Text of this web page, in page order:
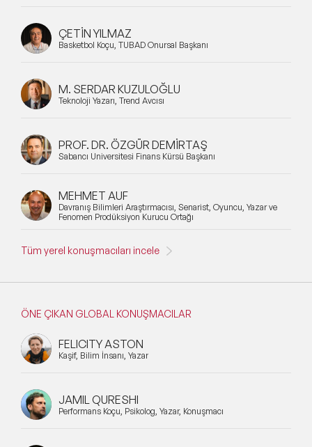
ÇETİN YILMAZ
Basketbol Koçu, TÜBAD Onursal Başkanı
M. SERDAR KUZULOĞLU
Teknoloji Yazarı, Trend Avcısı
PROF. DR. ÖZGÜR DEMİRTAŞ
Sabancı Üniversitesi Finans Kürsü Başkanı
MEHMET AUF
Davranış Bilimleri Araştırmacısı, Senarist, Oyuncu, Yazar ve
Fenomen Prodüksiyon Kurucu Ortağı
Tüm yerel konuşmacıları incele
ÖNE ÇIKAN GLOBAL KONUŞMACILAR
FELICITY ASTON
Kaşif, Bilim İnsanı, Yazar
JAMIL QURESHI
Performans Koçu, Psikolog, Yazar, Konuşmacı